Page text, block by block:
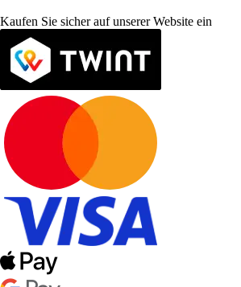
Kaufen Sie sicher auf unserer Website ein